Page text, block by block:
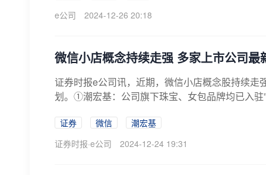
e公司
2024-12-26 20:18
微信小店概念持续走强 多家上市公司最
证券时报e公司讯，近期，微信小店概念股持续
划。①潮宏基：公司旗下珠宝、女包品牌均已入驻
证券 微信
潮宏基
证券时报·e公司
2024-12-24 19:31